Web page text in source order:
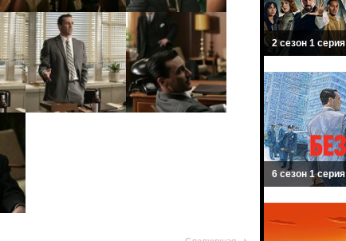
2 сезон 1 серия
6 сезон 1 серия